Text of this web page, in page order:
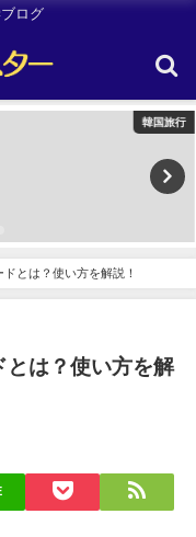
ログ
韓国旅行
とは？使い方を解説！
とは？使い方を解